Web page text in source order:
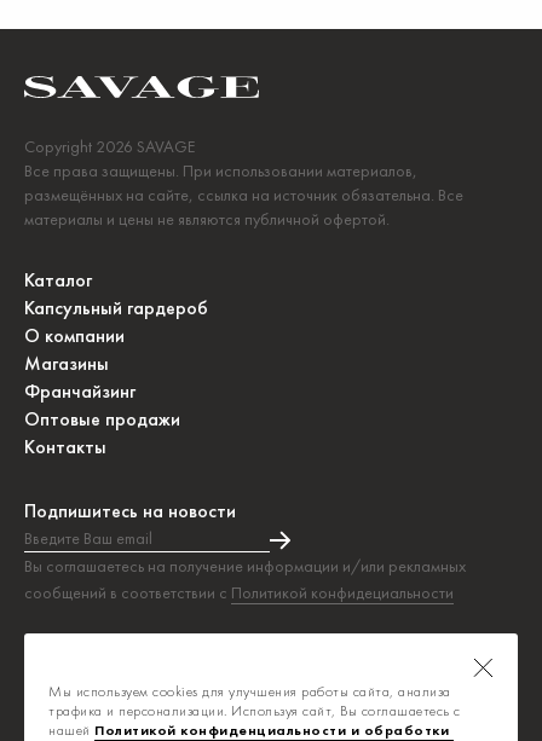
Copyright 2026 SAVAGE
Все права защищены. При использовании материалов,
размещённых на сайте, ссылка на источник обязательна. Все
материалы и цены не являются публичной офертой.
Каталог
Капсульный гардероб
О компании
Магазины
Франчайзинг
Оптовые продажи
Контакты
Подпишитесь на новости
Введите Ваш email
Вы соглашаетесь на получение информации и/или рекламных
сообщений в соответствии с Политикой конфидециальности
Подписка на новости прошла успешно!
Политика конфиденциальности
Публичная оферта
Мы используем cookies для улучшения работы сайта, анализа
трафика и персонализации. Используя сайт, Вы соглашаетесь с
нашей Политикой конфиденциальности и обработки